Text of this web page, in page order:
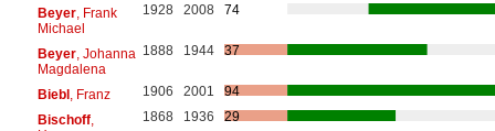
Beyer, Frank
Michael
1928 2008 74
Beyer, Johanna
Magdalena
1888 1944 37
Biebl, Franz 1906 2001
94
Bischoff,
1868 1936 29